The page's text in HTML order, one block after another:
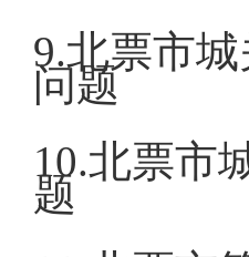
9.北
问题
10.北
题